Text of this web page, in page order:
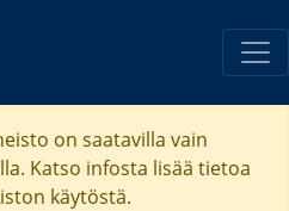
on saatavilla vain
Katso infosta lisää tietoa
käytöstä.